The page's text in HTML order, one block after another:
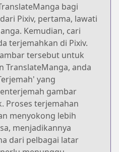
bagi
Pixiv, pertama, lawati
Kemudian, cari
terjemahkan di Pixiv.
tersebut untuk
TranslateManga, anda
yang
gambar
Proses terjemahan
menyokong lebih
menjadikannya
dari pelbagai latar